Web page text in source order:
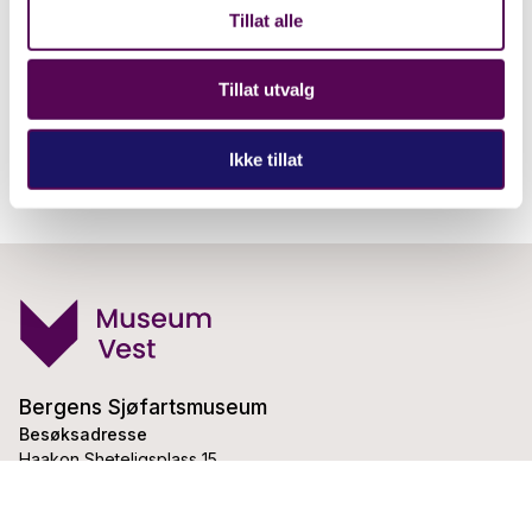
Tillat alle
Tillat utvalg
Ikke tillat
Bergens Sjøfartsmuseum
Besøksadresse
Haakon Sheteligsplass 15